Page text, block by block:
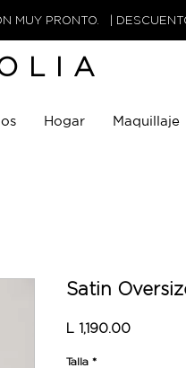
MUY PRONTO. |
Hogar Maquillaje
Satin
L 1,190.00Precio
Talla *